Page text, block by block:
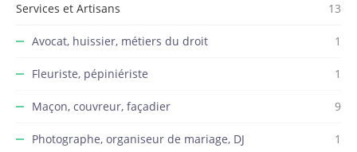
Services et Artisans 13
Avocat, huissier, métiers du droit 1
Fleuriste, pépiniériste 1
Maçon, couvreur, façadier 9
Photographe, organiseur de mariage, DJ 1